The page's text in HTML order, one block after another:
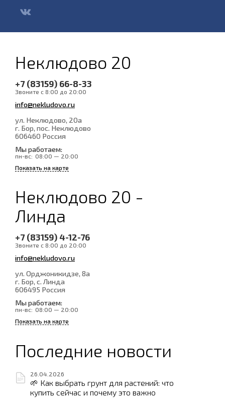
Неклюдово 20
+7 (83159) 66-8-33
Звоните с 8:00 до 20:00
info@nekludovo.ru
ул. Неклюдово, 20а
г. Бор, пос. Неклюдово
606460 Россия
Мы работаем:
пн-вс: 08:00 — 20:00
Показать на карте
Неклюдово 20 -
Линда
+7 (83159) 4-12-76
Звоните с 8:00 до 20:00
info@nekludovo.ru
ул. Орджоникидзе, 8а
г. Бор, с. Линда
606495 Россия
Мы работаем:
пн-вс: 08:00 — 20:00
Показать на карте
Последние новости
26.04.2026
🌱 Как выбрать грунт для растений: что
купить сейчас и почему это важно